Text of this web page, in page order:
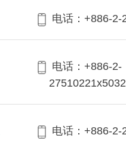
电话：+886-2-
电话：+886-2-
27510221x5032
电话：+886-2-